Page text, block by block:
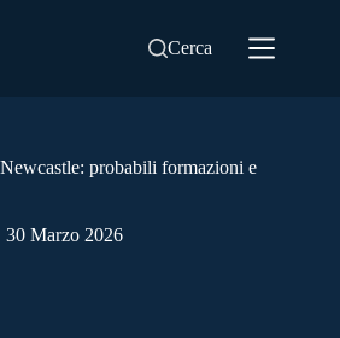
Cerca
probabili formazioni e
30 Marzo 2026